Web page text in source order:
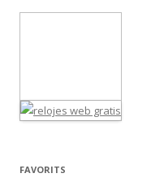
s
FAVORITS